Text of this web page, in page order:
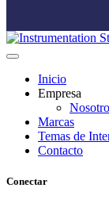
Inicio
Empresa
Marcas
Temas de
Contacto
Conectar